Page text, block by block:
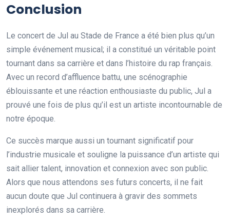
Conclusion
Le concert de Jul au Stade de France a été bien plus qu’un
simple événement musical; il a constitué un véritable point
tournant dans sa carrière et dans l’histoire du rap français.
Avec un record d’affluence battu, une scénographie
éblouissante et une réaction enthousiaste du public, Jul a
prouvé une fois de plus qu’il est un artiste incontournable de
notre époque.
Ce succès marque aussi un tournant significatif pour
l’industrie musicale et souligne la puissance d’un artiste qui
sait allier talent, innovation et connexion avec son public.
Alors que nous attendons ses futurs concerts, il ne fait
aucun doute que Jul continuera à gravir des sommets
inexplorés dans sa carrière.